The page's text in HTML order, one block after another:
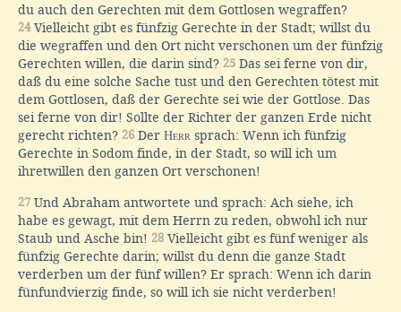
du auch den Gerechten mit dem Gottlosen wegraffen?
24Vielleicht gibt es fünfzig Gerechte in der Stadt; willst du
die wegraffen und den Ort nicht verschonen um der fünfzig
Gerechten willen, die darin sind? 25 Das sei ferne von dir,
daß du eine solche Sache tust und den Gerechten tötest mit
dem Gottlosen, daß der Gerechte sei wie der Gottlose. Das
sei ferne von dir! Sollte der Richter der ganzen Erde nicht
gerecht richten? 26 Der Herr sprach: Wenn ich fünfzig
Gerechte in Sodom finde, in der Stadt, so will ich um
ihretwillen den ganzen Ort verschonen!
27 Und Abraham antwortete und sprach: Ach siehe, ich
habe es gewagt, mit dem Herrn zu reden, obwohl ich nur
Staub und Asche bin! 28 Vielleicht gibt es fünf weniger als
fünfzig Gerechte darin; willst du denn die ganze Stadt
verderben um der fünf willen? Er sprach: Wenn ich darin
fünfundvierzig finde, so will ich sie nicht verderben!